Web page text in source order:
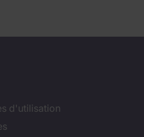
d'utilisation